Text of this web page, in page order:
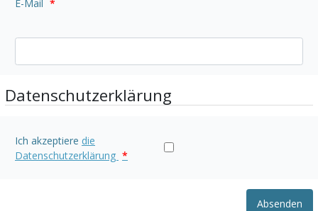
E-Mail *
Datenschutzerklärung
Ich akzeptiere die
Datenschutzerklärung *
Absenden